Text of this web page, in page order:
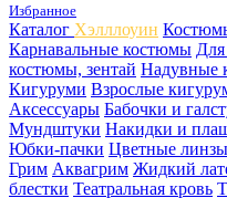
Избранное
Каталог Хэлллоуин
Карнавальные костюмы Для
костюмы, зентай Надувные
Кигуруми Взрослые
Аксессуары Бабочки и
Мундштуки Накидки и
Юбки-пачки Цветные линзы
Грим Аквагрим Жидкий
блестки Театральная кровь